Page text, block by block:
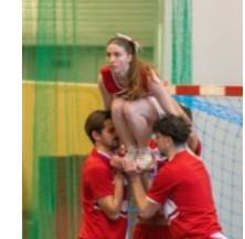
Pompim-GOST